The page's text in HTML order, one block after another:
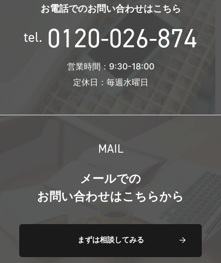
お電話でのお問い合わせはこちら
tel. 0120-026-874
営業時間：9:30-18:00
定休日：毎週水曜日
MAIL
メールでの
お問い合わせはこちらから
まずは相談してみる